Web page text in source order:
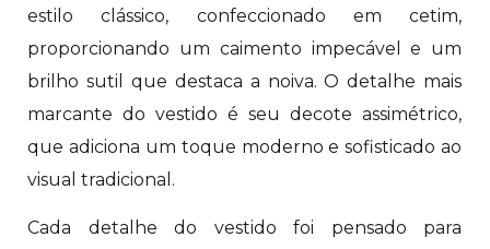
estilo clássico, confeccionado em cetim,
proporcionando um caimento impecável e um
brilho sutil que destaca a noiva. O detalhe mais
marcante do vestido é seu decote assimétrico,
que adiciona um toque moderno e sofisticado ao
visual tradicional.
Cada detalhe do vestido foi pensado para